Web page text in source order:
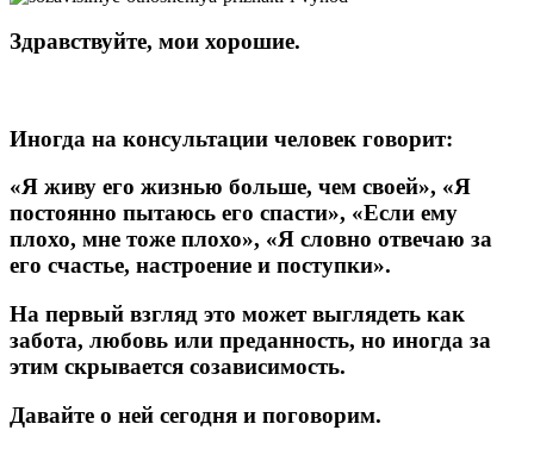
Здравствуйте, мои хорошие.
Иногда на консультации человек говорит:
«Я живу его жизнью больше, чем своей», «Я
постоянно пытаюсь его спасти», «Если ему
плохо, мне тоже плохо», «Я словно отвечаю за
его счастье, настроение и поступки».
На первый взгляд это может выглядеть как
забота, любовь или преданность, но иногда за
этим скрывается созависимость.
Давайте о ней сегодня и поговорим.